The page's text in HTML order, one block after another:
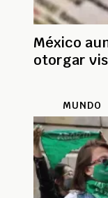
México
otorgar
MUNDO